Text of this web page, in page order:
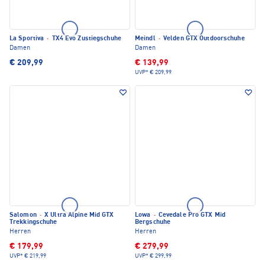
La Sportiva ·
TX4 Evo Zustiegschuhe
Damen
€ 209,99
Meindl · Velden GTX Outdoorschuhe
Damen
€ 139,99
UVP* € 209,99
Salomon · X Ultra Alpine Mid GTX
Trekkingschuhe
Herren
€ 179,99
UVP* € 219,99
Lowa · Cevedale Pro GTX Mid
Bergschuhe
Herren
€ 279,99
UVP* € 299,99